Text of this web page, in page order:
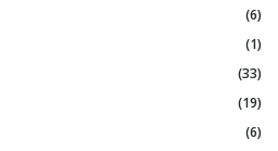
(6)
(1)
(33)
(19)
(6)